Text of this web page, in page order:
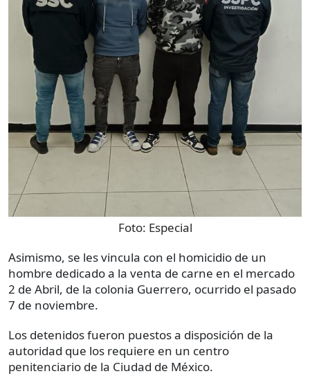
Foto: Especial
Asimismo, se les vincula con el homicidio de un
hombre dedicado a la venta de carne en el mercado
2 de Abril, de la colonia Guerrero, ocurrido el pasado
7 de noviembre.
Los detenidos fueron puestos a disposición de la
autoridad que los requiere en un centro
penitenciario de la Ciudad de México.